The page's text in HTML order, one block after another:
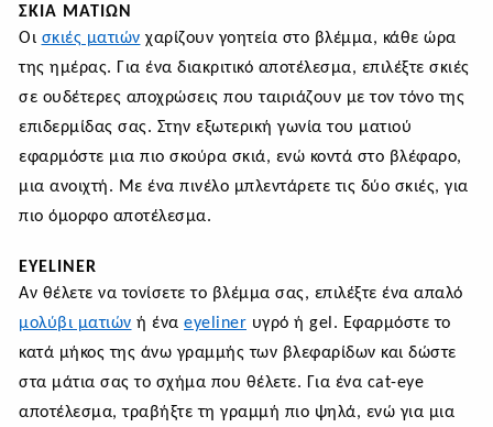
ΣΚΙΆ ΜΑΤΙΏΝ
Οι σκιές ματιών χαρίζουν γοητεία στο βλέμμα, κάθε ώρα
της ημέρας. Για ένα διακριτικό αποτέλεσμα, επιλέξτε σκιές
σε ουδέτερες αποχρώσεις που ταιριάζουν με τον τόνο της
επιδερμίδας σας. Στην εξωτερική γωνία του ματιού
εφαρμόστε μια πιο σκούρα σκιά, ενώ κοντά στο βλέφαρο,
μια ανοιχτή. Με ένα πινέλο μπλεντάρετε τις δύο σκιές, για
πιο όμορφο αποτέλεσμα.
EYELINER
Αν θέλετε να τονίσετε το βλέμμα σας, επιλέξτε ένα απαλό
μολύβι ματιών ή ένα eyeliner υγρό ή gel. Εφαρμόστε το
κατά μήκος της άνω γραμμής των βλεφαρίδων και δώστε
στα μάτια σας το σχήμα που θέλετε. Για ένα cat-eye
αποτέλεσμα, τραβήξτε τη γραμμή πιο ψηλά, ενώ για μια